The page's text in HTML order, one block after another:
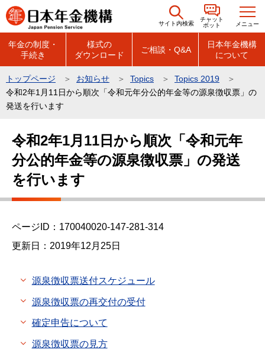
こ
の
の
先
サイト内検索
チャット
ボット
メニュー
年金の制度・
手続き
様式の
ダウンロード
ご相談・Q&A
日本年金機構
について
トップページ お知らせ Topics
Topics 2019
令和2年1月11日から順次「令和元年分公的年金等の源泉徴収票」の
発送を行います
令和2年1月11日から順次「令和元年
分公的年金等の源泉徴収票」の発送
を行います
ページID：170040020-147-281-314
更新日：2019年12月25日
源泉徴収票送付スケジュール
源泉徴収票の再交付の受付
確定申告について
源泉徴収票の見方